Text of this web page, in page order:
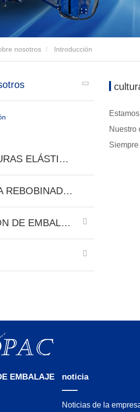
nosotros Introducción
ENVOLTURAS ELÁSTICAS
MÁQUINA REBOBINADORA
SOLUCIÓN DE EMBALAJE
Nuestro
EMBALAJE noticia
Noticias de la